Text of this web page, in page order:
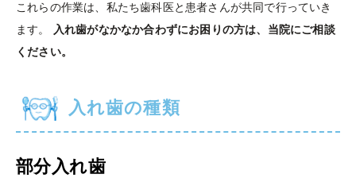
これらの作業は、私たち歯科医と患者さんが共同で行っていき
ます。 入れ歯がなかなか合わずにお困りの方は、当院にご相談
ください。
入れ歯の種類
部分入れ歯